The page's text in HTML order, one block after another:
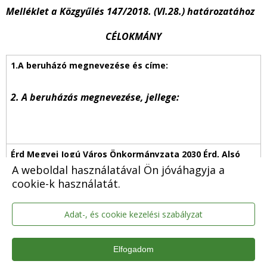
A weboldal használatával Ön jóváhagyja a
cookie-k használatát.
Adat-, és cookie kezelési szabályzat
Elfogadom
Melléklet a Közgyűlés 147/2018. (VI.28.) határozatához
CÉLOKMÁNY
2. A beruházás megnevezése, jellege:
Az Érdi Szivárvány Óvoda energetikai felújítása(2030
Érd, Hegesztő utca 2-8, 3232 hrsz.)
A megvalósítása során felmerülő tevékenységek:
-Kivitelezés